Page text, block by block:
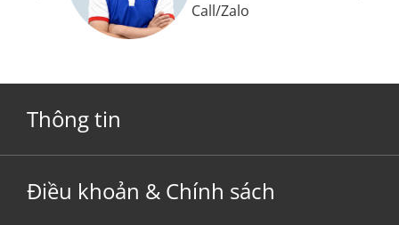
Call/Zalo
Thông tin
Điều khoản & Chính sách